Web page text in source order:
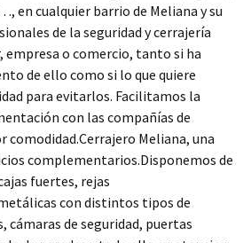
en cualquier barrio de Meliana y su
de la seguridad y cerrajería
empresa o comercio, tanto si ha
de ello como si lo que quiere
para evitarlos. Facilitamos la
con las compañías de
comodidad.Cerrajero Meliana, una
complementarios.Disponemos de
fuertes, rejas
con distintos tipos de
cámaras de seguridad, puertas